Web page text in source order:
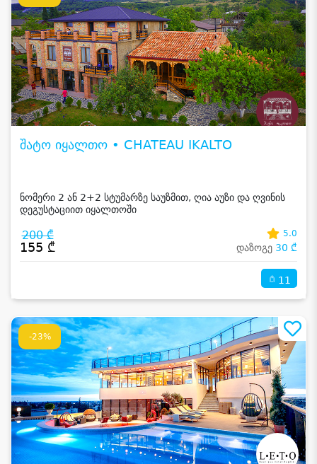
შატო იყალთო • CHATEAU IKALTO
ნომერი 2 ან 2+2 სტუმარზე საუზმით, ღია აუზი და ღვინის
დეგუსტაციით იყალთოში
200 ₾
155 ₾
5.0
დაზოგე 30 ₾
11
-23%